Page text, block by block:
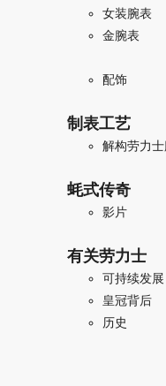
女装腕表
金腕表
配饰
制表工艺
解构劳力
蚝式传奇
影片
有关劳力士
可持续发展
皇冠背后
历史